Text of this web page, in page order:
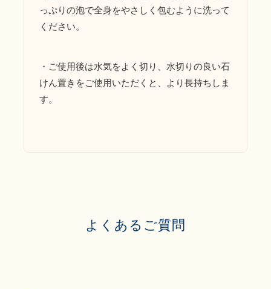
っぷりの泡で全身をやさしく包むように洗って
ください。
・ご使用後は水気をよく切り、水切りの良い石
けん置きをご使用いただくと、より長持ちしま
す。
よくあるご質問